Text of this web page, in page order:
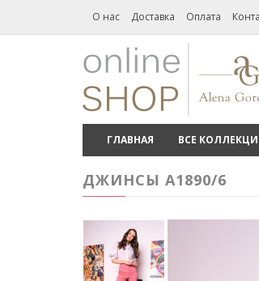
О нас Доставка Оплата
ГЛАВНАЯ ВСЕ
ДЖИНСЫ A1890/6